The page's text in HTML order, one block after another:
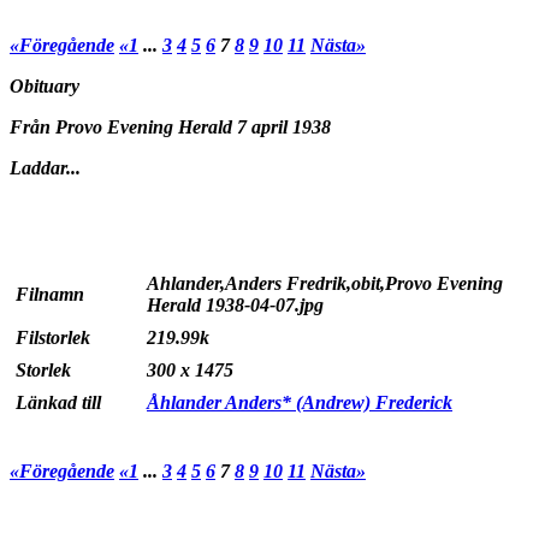
«Föregående «1 ... 3 4 5 6 7 8 9 10 11 Nästa»
Obituary
Från Provo Evening Herald 7 april 1938
Laddar...
Filnamn
Ahlander,Anders Fredrik,obit,Provo Evening
Herald 1938-04-07.jpg
Filstorlek
219.99k
Storlek
300 x 1475
Länkad till
Åhlander Anders* (Andrew) Frederick
«Föregående «1 ... 3 4 5 6 7 8 9 10 11 Nästa»